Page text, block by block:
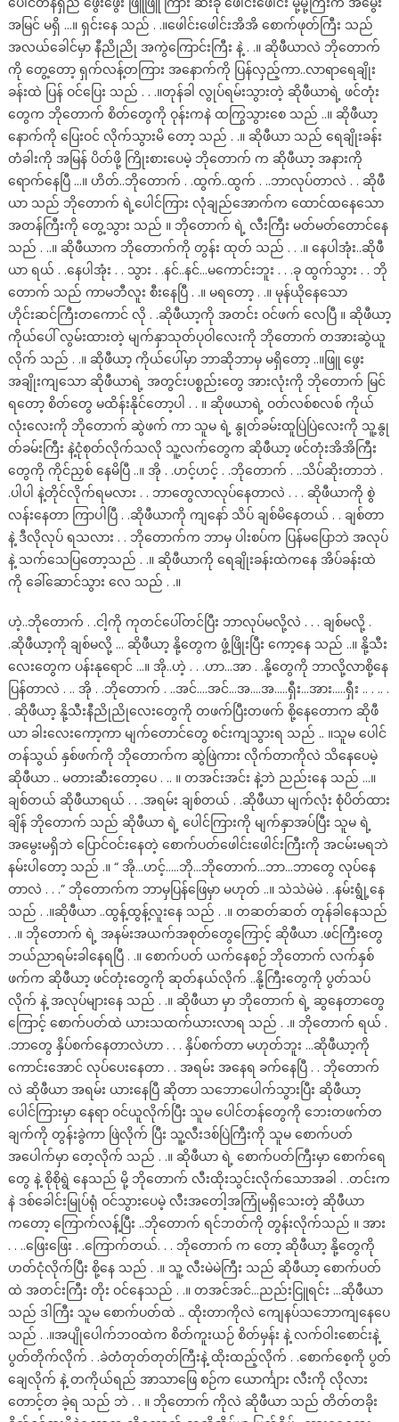
အမြင် မရှိ …။ ရှင်းနေ သည် . .။ဖေါင်းဖေါင်းအိအိ စောက်ဖုတ်ကြီး သည်
အလယ်ခေါင်မှာ နီညိုညို အကွဲကြောင်းကြီး နဲ့ . .။ ဆိုဖီယာလဲ ဘိုတောက်
ကို တွေ့တော့ ရှက်လန့်တကြား အနောက်ကို ပြန်လှည့်ကာ..လာရာရေချိုး
ခန်းထဲ ပြန် ဝင်ပြေး သည် . . .။တုန်ခါ လွုပ်ရမ်းသွားတဲ့ ဆိုဖီယာရဲ့ ဖင်တုံး
တွေက ဘိုတောက် စိတ်တွေကို ဝုန်းကနဲ ထကြွသွားစေ သည် ..။ ဆိုဖီယာ့
နောက်ကို ပြေးဝင် လိုက်သွားမိ တော့ သည် . .။ ဆိုဖီယာ သည် ရေချိုးခန်း
တံခါးကို အမြန် ပိတ်ဖို့ ကြိုးစားပေမဲ့ ဘိုတောက် က ဆိုဖီယာ့ အနားကို
ရောက်နေပြီ …။ ဟိတ်..ဘိုတောက် . .ထွက်..ထွက် . ..ဘာလုပ်တာလဲ . . ဆိုဖီ
ယာ သည် ဘိုတောက် ရဲ့ပေါင်ကြား လုံချည်အောက်က ထောင်ထနေသော
အတန်ကြီးကို တွေ့သွား သည် ။ ဘိုတောက် ရဲ့ လီးကြီး မတ်မတ်တောင်နေ
သည် . ..။ ဆိုဖီယာက ဘိုတောက်ကို တွန်း ထုတ် သည် . . .။ နေပါအုံး..ဆိုဖီ
ယာ ရယ် . .နေပါအုံး . . သွား . .နင်..နင်…မကောင်းဘူး . . .ခု ထွက်သွား . . ဘို
တောက် သည် ကာမဘီလူး စီးနေပြီ . .။ မရတော့ . .။ မုန်ယိုနေသော
ဟိုင်းဆင်ကြီးတကောင် လို . .ဆိုဖီယာ့ကို အတင်း ဝင်ဖက် လေပြီ ။ ဆိုဖီယာ့
ကိုယ်ပေါ် လွမ်းထားတဲ့ မျက်နှာသုတ်ပုဝါလေးကို ဘိုတောက် တအားဆွဲယူ
လိုက် သည် . .။ ဆိုဖီယာ့ ကိုယ်ပေါ်မှာ ဘာဆိုဘာမှ မရှိတော့ ..။ဖြူ ဖွေး
အချိုးကျသော ဆိုဖီယာရဲ့ အတွင်းပစ္စည်းတွေ အားလုံးကို ဘိုတောက် မြင်
ရတော့ စိတ်တွေ မထိန်းနိုင်တော့ပါ . . ။ ဆိုဖယာရဲ့ ဝတ်လစ်စလစ် ကိုယ်
လုံးလေးကို ဘိုတောက် ဆွဲဖက် ကာ သူမ ရဲ့ နွုတ်ခမ်းထူပြဲပြဲလေးကို သူ့နွု
တ်ခမ်းကြီး နဲ့ငုံစုတ်လိုက်သလို သူ့လက်တွေက ဆိုဖီယာ့ ဖင်တုံးအိအိကြီး
တွေကို ကိုင်ညှစ် နေမိပြီ ..။ အို . .ဟင့်ဟင့် . .ဘိုတောက် . ..သိပ်ဆိုးတာဘဲ .
.ပါပါ နဲ့တိုင်လိုက်ရမလား . . ဘာတွေလာလုပ်နေတာလဲ . . . ဆိုဖီယာကို စွဲ
လန်းနေတာ ကြာပါပြီ . .ဆိုဖီယာကို ကျနော် သိပ် ချစ်မိနေတယ် . . ချစ်တာ
နဲ့ ဒီလိုလုပ် ရသလား . . ဘိုတောက်က ဘာမှ ပါးစပ်က ပြန်မပြောဘဲ အလုပ်
နဲ့ သက်သေပြတော့သည် . .။ ဆိုဖီယာကို ရေချိုးခန်းထဲကနေ အိပ်ခန်းထဲ
ကို ခေါ်ဆောင်သွား လေ သည် . .။
ဟဲ့..ဘိုတောက် . .ငါ့ကို ကုတင်ပေါ်တင်ပြီး ဘာလုပ်မလို့လဲ . . . ချစ်မလို့ .
.ဆိုဖီယာ့ကို ချစ်မလို့ … ဆိုဖီယာ့ နို့တွေက ဖွံ့ဖြိုးပြီး ကော့နေ သည် ..။ နို့သီး
လေးတွေက ပန်းနုရောင် …။ အို..ဟဲ့ . . .ဟာ…အာ . .နို့တွေကို ဘာလို့လာစို့နေ
ပြန်တာလဲ . .. အို . .ဘိုတောက် . ..အင်….အင်…အ….အ…..ရှီး…အား…..ရှီး .. . .. .
. ဆိုဖီယာ့ နို့သီးနီညိုညိုလေးတွေကို တဖက်ပြီးတဖက် စို့နေတောက ဆိုဖီ
ယာ ခါးလေးကော့ကာ မျက်တောင်တွေ စင်းကျသွားရ သည် .. ။သူမ ပေါင်
တန်သွယ် နှစ်ဖက်ကို ဘိုတောက်က ဆွဲဖြဲကား လိုက်တာကိုလဲ သိနေပေမဲ့
ဆိုဖီယာ .. မတားဆီးတော့ပေ . .. ။ တအင်းအင်း နဲ့ဘဲ ညည်းနေ သည် …။
ချစ်တယ် ဆိုဖီယာရယ် . . .အရမ်း ချစ်တယ် . .ဆိုဖီယာ မျက်လုံး စုံပိတ်ထား
ချိန် ဘိုတောက် သည် ဆိုဖီယာ ရဲ့ ပေါင်ကြားကို မျက်နှာအပ်ပြီး သူမ ရဲ့
အမွေးမရှိဘဲ ပြောင်ဝင်းနေတဲ့ စောက်ပတ်ဖေါင်းဖေါင်းကြီးကို အငမ်းမရဘဲ
နမ်းပါတော့ သည် .။ “ အို…ဟင့်…..ဘို…ဘိုတောက်…ဘာ…ဘာတွေ လုပ်နေ
တာလဲ . . .” ဘိုတောက်က ဘာမှပြန်ဖြေမှာ မဟုတ် ..။ သဲသဲမဲမဲ . .နမ်းရွုံ့နေ
သည် . .။ဆိုဖီယာ ..ထွန့်ထွန့်လူးနေ သည် . .။ တဆတ်ဆတ် တုန်ခါနေသည်
. .။ ဘိုတောက် ရဲ့ အနမ်းအယက်အစုတ်တွေကြောင့် ဆိုဖီယာ .ဖင်ကြီးတွေ
ဘယ်ညာရမ်းခါနေရပြီ . .။ စောက်ပတ် ယက်နေစဉ် ဘိုတောက် လက်နှစ်
ဖက်က ဆိုဖီယာ့ ဖင်တုံးတွေကို ဆုတ်နယ်လိုက် ..နို့ကြီးတွေကို ပွတ်သပ်
လိုက် နဲ့ အလုပ်များနေ သည် . .။ ဆိုဖီယာ မှာ ဘိုတောက် ရဲ့ ဆွနေတာတွေ
ကြောင့် စောက်ပတ်ထဲ ယားသထက်ယားလာရ သည် . .။ ဘိုတောက် ရယ် .
.ဘာတွေ နှိပ်စက်နေတာလဲဟာ . . . နှိပ်စက်တာ မဟုတ်ဘူး …ဆိုဖီယာ့ကို
ကောင်းအောင် လုပ်ပေးနေတာ . . အရမ်း အနေရ ခက်နေပြီ . . ဘိုတောက်
လဲ ဆိုဖီယာ အရမ်း ယားနေပြီ ဆိုတာ သဘောပေါက်သွားပြီး ဆိုဖီယာ့
ပေါင်ကြားမှာ နေရာ ဝင်ယူလိုက်ပြီး သူမ ပေါင်တန်တွေကို ဘေးတဖက်တ
ချက်ကို တွန်းခွဲကာ ဖြဲလိုက် ပြီး သူ့လီးဒစ်ပြဲကြီးကို သူမ စောက်ပတ်
အပေါက်မှာ တေ့လိုက် သည် . .။ ဆိုဖီယာ ရဲ့ စောက်ပတ်ကြီးမှာ စောက်ရေ
တွေ နဲ့ စိုစိုရွဲ နေသည် မို့ ဘိုတောက် လီးထိုးသွင်းလိုက်သောအခါ . .တင်းက
နဲ ဒစ်ခေါင်းမြုပ်ရုံ ဝင်သွားပေမဲ့ လီးအတေါ့အကြုံမရှိသေးတဲ့ ဆိုဖီယာ
ကတော့ ကြောက်လန့်ပြီး ..ဘိုတောက် ရင်ဘတ်ကို တွန်းလိုက်သည် ။ အား
. . ..ဖြေးဖြေး . .ကြောက်တယ်. . . ဘိုတောက် က တော့ ဆိုဖီယာ့ နို့တွေကို
ဟတ်ငုံလိုက်ပြီး စို့နေ သည် . .။ သူ့ လီးမဲမဲကြီး သည် ဆိုဖီယာ့ စောက်ပတ်
ထဲ အတင်းကြီး တိုး ဝင်နေသည် . .။ တအင်အင်…ညည်းငြူရင်း …ဆိုဖီယာ
သည် ဒါကြီး သူမ စောက်ပတ်ထဲ .. ထိုးတာကိုလဲ ကျေနပ်သဘောကျနေပေ
သည် . .။အပျိုပေါက်ဘဝထဲက စိတ်ကူးယဉ် စိတ်မှန်း နဲ့ လက်ဝါးစောင်းနဲ့
ပွတ်တိုက်လိုက် . .ခဲတံတုတ်တုတ်ကြီးနဲ့ ထိုးထည့်လိုက် . .စောက်စေ့ကို ပွတ်
ချေလိုက် နဲ့ တကိုယ်ရည် အာသာဖြေ စဉ်က ယောင်္ကျား လီးကို လိုလား
တောင့်တ ခဲ့ရ သည် ဘဲ . . ။ ဘိုတောက် ကိုလဲ ဆိုဖီယာ သည် တိတ်တခိုး